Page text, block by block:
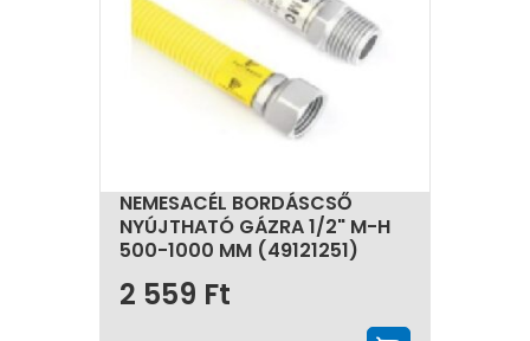
NEMESACÉL BORDÁSCSŐ
NYÚJTHATÓ GÁZRA 1/2" M-H
500-1000 MM (49121251)
2 559 Ft